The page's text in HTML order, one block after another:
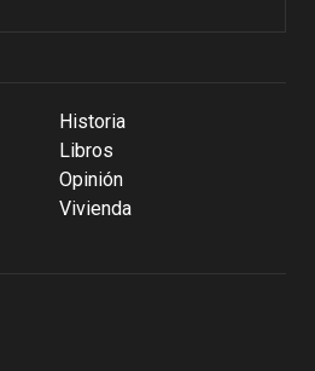
Historia
Libros
Opinión
Vivienda